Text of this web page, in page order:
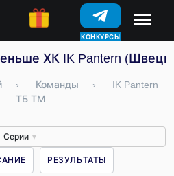
КОНКУРСЫ
ХК IK Pantern
› Команды ›
IK Pantern
ТБ ТМ
Серии ▼
РЕЗУЛЬТАТЫ